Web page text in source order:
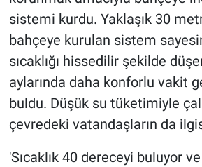
sistemi kurdu. Yaklaşık 30
bahçeye kurulan sistem
sıcaklığı hissedilir şekilde
aylarında daha konforlu vakit
buldu. Düşük su tüketimiyle
çevredeki vatandaşların da
'Sıcaklık 40 dereceyi buluyor